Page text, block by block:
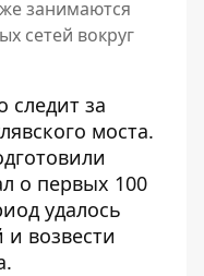
занимаются
сетей вокруг
за
моста.
о первых 100
удалось
возвести